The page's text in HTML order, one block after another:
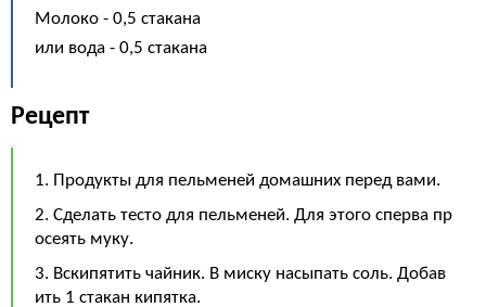
Молоко - 0,5 стакана
или вода - 0,5 стакана
Рецепт
1. Продукты для пельменей домашних перед вами.
2. Сделать тесто для пельменей. Для этого сперва пр
осеять муку.
3. Вскипятить чайник. В миску насыпать соль. Добав
ить 1 стакан кипятка.